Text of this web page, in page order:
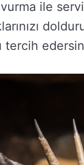
ile
tercih